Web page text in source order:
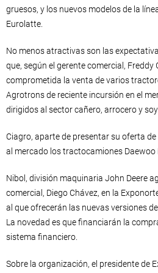
gruesos, y los nuevos modelos de la
Eurolatte.
No menos atractivas son las
que, según el gerente comercial, Freddy
comprometida la venta de varios
Agrotrons de reciente incursión en el
dirigidos al sector cañero, arrocero y
Ciagro, aparte de presentar su oferta
al mercado los tractocamiones Daewoo
Nibol, división maquinaria John Deere
comercial, Diego Chávez, en la
al que ofrecerán las nuevas versiones
La novedad es que financiarán la
sistema financiero.
Sobre la organización, el presidente de